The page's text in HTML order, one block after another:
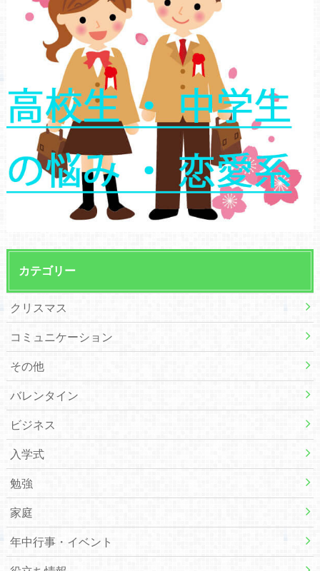
カテゴリー
クリスマス
コミュニケーション
その他
バレンタイン
ビジネス
入学式
勉強
家庭
年中行事・イベント